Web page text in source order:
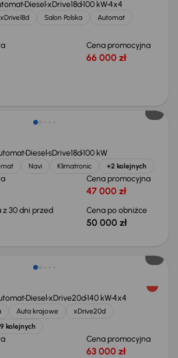
Diesel xDrive18d100 kW4x4
xDrive18d Salon Polska
Automat
Cena promocyjna
66 000 zł
DieselsDrive18d100 kW
Navi Klimatronic +2 kolejnych
Cena promocyjna
47 000 zł
z 30 dni przed
Cena po obniżce
50 000 zł
Diesel xDrive20d140 kW4x4
Auta krajowe
xDrive20d
kolejnych
Cena promocyjna
63 000 zł